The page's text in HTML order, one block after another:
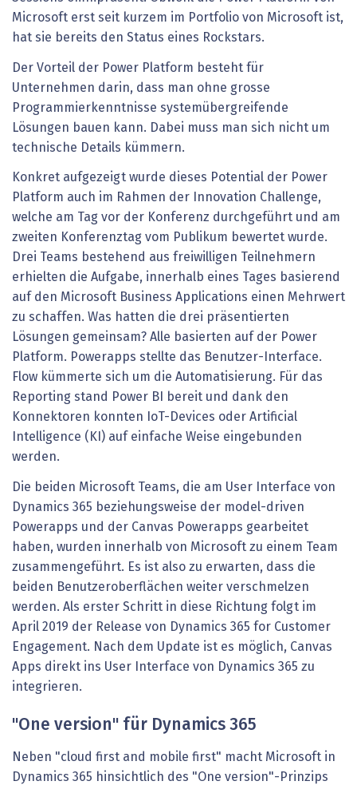
Microsoft erst seit kurzem im Portfolio von Microsoft ist,
hat sie bereits den Status eines Rockstars.
Der Vorteil der Power Platform besteht für
Unternehmen darin, dass man ohne grosse
Programmierkenntnisse systemübergreifende
Lösungen bauen kann. Dabei muss man sich nicht um
technische Details kümmern.
Konkret aufgezeigt wurde dieses Potential der Power
Platform auch im Rahmen der Innovation Challenge,
welche am Tag vor der Konferenz durchgeführt und am
zweiten Konferenztag vom Publikum bewertet wurde.
Drei Teams bestehend aus freiwilligen Teilnehmern
erhielten die Aufgabe, innerhalb eines Tages basierend
auf den Microsoft Business Applications einen Mehrwert
zu schaffen. Was hatten die drei präsentierten
Lösungen gemeinsam? Alle basierten auf der Power
Platform. Powerapps stellte das Benutzer-Interface.
Flow kümmerte sich um die Automatisierung. Für das
Reporting stand Power BI bereit und dank den
Konnektoren konnten IoT-Devices oder Artificial
Intelligence (KI) auf einfache Weise eingebunden
werden.
Die beiden Microsoft Teams, die am User Interface von
Dynamics 365 beziehungsweise der model-driven
Powerapps und der Canvas Powerapps gearbeitet
haben, wurden innerhalb von Microsoft zu einem Team
zusammengeführt. Es ist also zu erwarten, dass die
beiden Benutzeroberflächen weiter verschmelzen
werden. Als erster Schritt in diese Richtung folgt im
April 2019 der Release von Dynamics 365 for Customer
Engagement. Nach dem Update ist es möglich, Canvas
Apps direkt ins User Interface von Dynamics 365 zu
integrieren.
"One version" für Dynamics 365
Neben "cloud first and mobile first" macht Microsoft in
Dynamics 365 hinsichtlich des "One version"-Prinzips